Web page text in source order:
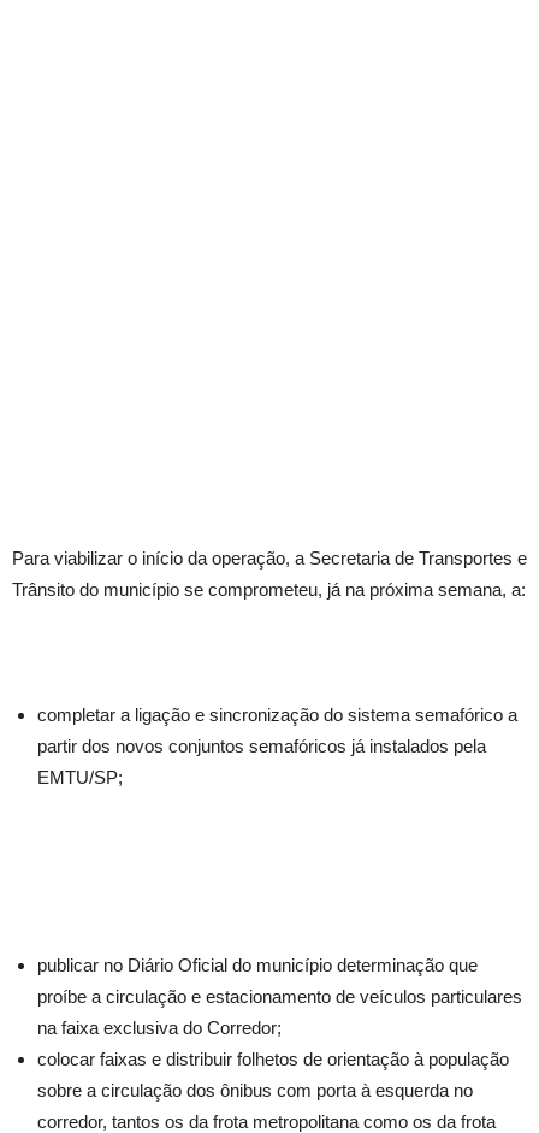
Para viabilizar o início da operação, a Secretaria de Transportes e
Trânsito do município se comprometeu, já na próxima semana, a:
completar a ligação e sincronização do sistema semafórico a
partir dos novos conjuntos semafóricos já instalados pela
EMTU/SP;
publicar no Diário Oficial do município determinação que
proíbe a circulação e estacionamento de veículos particulares
na faixa exclusiva do Corredor;
colocar faixas e distribuir folhetos de orientação à população
sobre a circulação dos ônibus com porta à esquerda no
corredor, tantos os da frota metropolitana como os da frota